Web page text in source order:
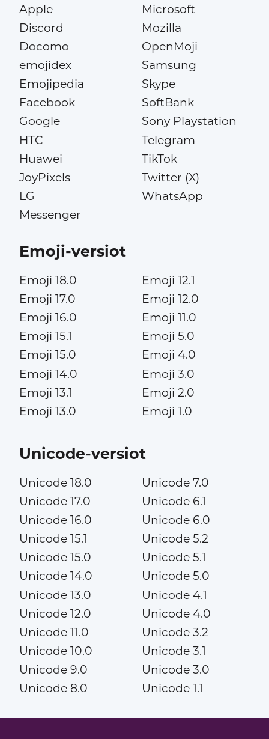
Apple
Discord
Docomo
emojidex
Emojipedia
Facebook
Google
HTC
Huawei
JoyPixels
LG
Messenger
Microsoft
Mozilla
OpenMoji
Samsung
Skype
SoftBank
Sony Playstation
Telegram
TikTok
Twitter (X)
WhatsApp
Emoji-versiot
Emoji 18.0
Emoji 17.0
Emoji 16.0
Emoji 15.1
Emoji 15.0
Emoji 14.0
Emoji 13.1
Emoji 13.0
Emoji 12.1
Emoji 12.0
Emoji 11.0
Emoji 5.0
Emoji 4.0
Emoji 3.0
Emoji 2.0
Emoji 1.0
Unicode-versiot
Unicode 18.0
Unicode 17.0
Unicode 16.0
Unicode 15.1
Unicode 15.0
Unicode 14.0
Unicode 13.0
Unicode 12.0
Unicode 11.0
Unicode 10.0
Unicode 9.0
Unicode 8.0
Unicode 7.0
Unicode 6.1
Unicode 6.0
Unicode 5.2
Unicode 5.1
Unicode 5.0
Unicode 4.1
Unicode 4.0
Unicode 3.2
Unicode 3.1
Unicode 3.0
Unicode 1.1